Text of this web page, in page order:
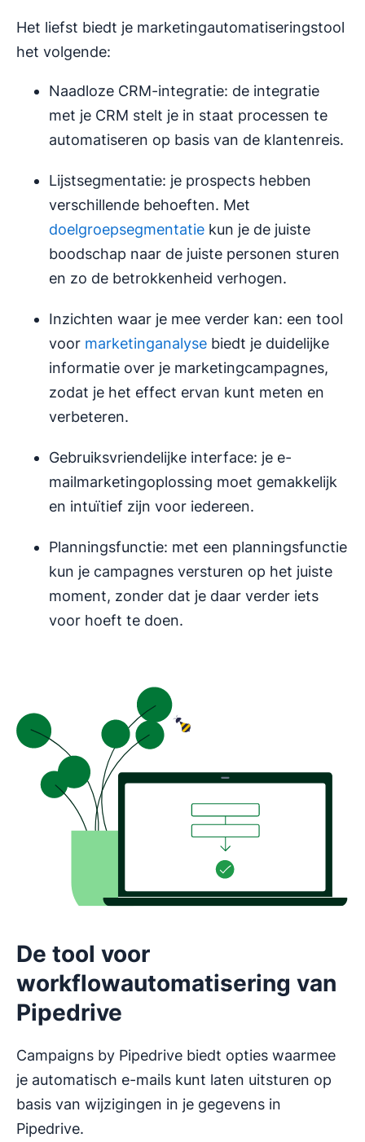
Het liefst biedt je marketingautomatiseringstool
het volgende:
Naadloze CRM-integratie: de integratie
met je CRM stelt je in staat processen te
automatiseren op basis van de klantenreis.
Lijstsegmentatie: je prospects hebben
verschillende behoeften. Met
doelgroepsegmentatie kun je de juiste
boodschap naar de juiste personen sturen
en zo de betrokkenheid verhogen.
Inzichten waar je mee verder kan: een tool
voor marketinganalyse biedt je duidelijke
informatie over je marketingcampagnes,
zodat je het effect ervan kunt meten en
verbeteren.
Gebruiksvriendelijke interface: je e-
mailmarketingoplossing moet gemakkelijk
en intuïtief zijn voor iedereen.
Planningsfunctie: met een planningsfunctie
kun je campagnes versturen op het juiste
moment, zonder dat je daar verder iets
voor hoeft te doen.
De tool voor
workflowautomatisering van
Pipedrive
Campaigns by Pipedrive biedt opties waarmee
je automatisch e-mails kunt laten uitsturen op
basis van wijzigingen in je gegevens in
Pipedrive.